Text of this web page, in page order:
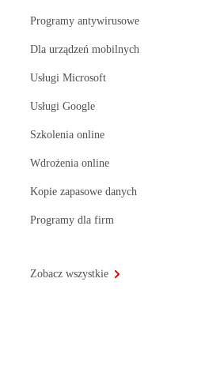
Programy antywirusowe
Dla urządzeń mobilnych
Usługi Microsoft
Usługi Google
Szkolenia online
Wdrożenia online
Kopie zapasowe danych
Programy dla firm
Zobacz wszystkie